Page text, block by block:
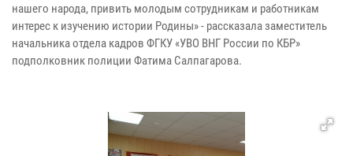
нашего народа, привить молодым сотрудникам и работникам
интерес к изучению истории Родины» - рассказала заместитель
начальника отдела кадров ФГКУ «УВО ВНГ России по КБР»
подполковник полиции Фатима Салпагарова.